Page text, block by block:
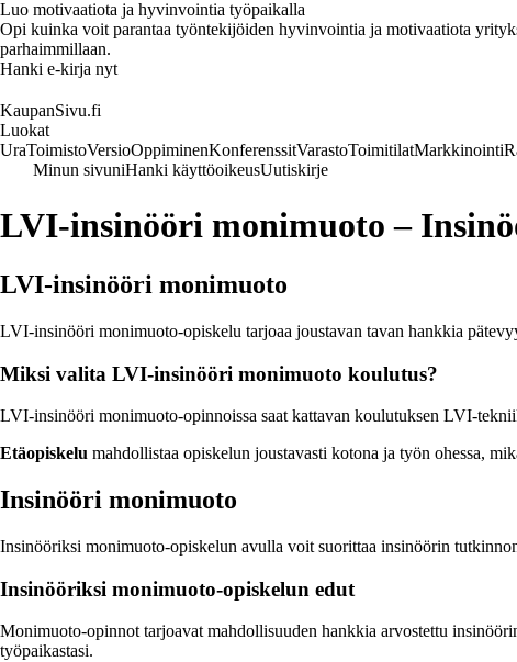
Luo motivaatiota ja hyvinvointia työpaikalla
Opi kuinka voit parantaa työntekijöiden hyvinvointia ja motivaatiota
parhaimmillaan.
Hanki e-kirja nyt
KaupanSivu.fi
Luokat
UraToimistoVersioOppiminenKonferenssitVarastoToimitilatMarkkinointi
Minun sivuniHanki käyttöoikeusUutiskirje
LVI-insinööri monimuoto –
LVI-insinööri monimuoto
LVI-insinööri monimuoto-opiskelu tarjoaa joustavan tavan hankkia
Miksi valita LVI-insinööri monimuoto koulutus?
LVI-insinööri monimuoto-opinnoissa saat kattavan koulutuksen LVI-
Etäopiskelu mahdollistaa opiskelun joustavasti kotona ja työn ohessa,
Insinööri monimuoto
Insinööriksi monimuoto-opiskelun avulla voit suorittaa insinöörin
Insinööriksi monimuoto-opiskelun edut
Monimuoto-opinnot tarjoavat mahdollisuuden hankkia arvostettu
työpaikastasi.